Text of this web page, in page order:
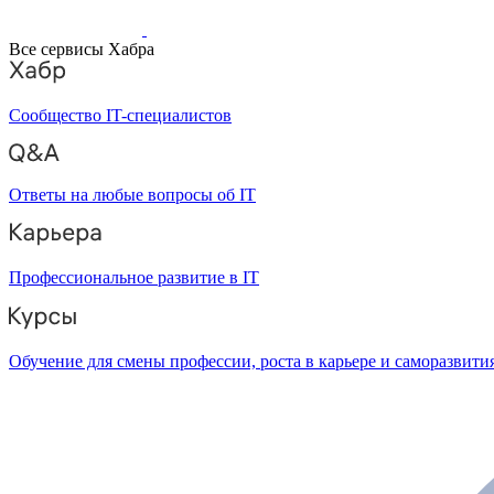
Все сервисы Хабра
Сообщество IT-специалистов
Ответы на любые вопросы об IT
Профессиональное развитие в IT
Обучение для смены профессии, роста в карьере и